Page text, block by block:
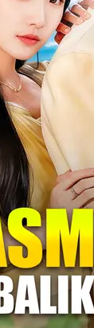
Saudara
pura
oleh istrinya
menyamar
menyusup ke
yang
menuntut
Utama